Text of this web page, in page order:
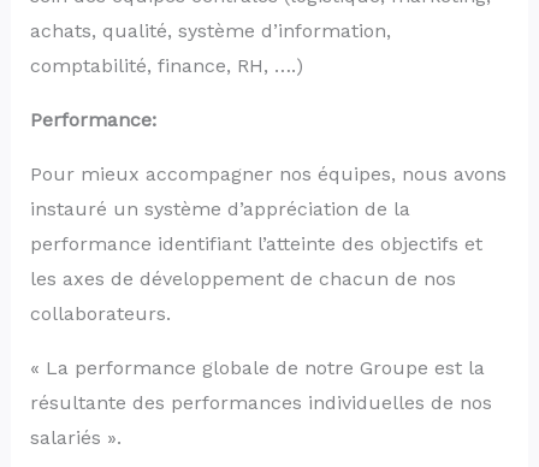
achats, qualité, système d’information,
comptabilité, finance, RH, ….)
Performance:
Pour mieux accompagner nos équipes, nous avons
instauré un système d’appréciation de la
performance identifiant l’atteinte des objectifs et
les axes de développement de chacun de nos
collaborateurs.
« La performance globale de notre Groupe est la
résultante des performances individuelles de nos
salariés ».